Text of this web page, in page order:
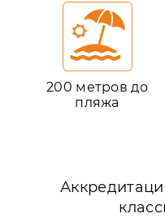
200 метров до
пляжа